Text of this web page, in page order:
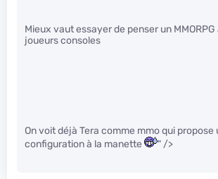
Mieux vaut essayer de penser un
joueurs consoles
On voit déjà Tera comme mmo qui propose
configuration à la manette
" />